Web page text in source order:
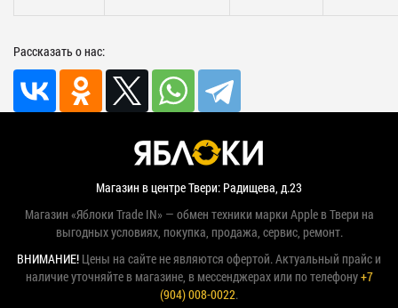
Рассказать о нас:
Магазин в центре Твери: Радищева, д.23
Магазин «Яблоки Trade IN» — обмен техники марки Apple в Твери на
выгодных условиях, покупка, продажа, сервис, ремонт.
ВНИМАНИЕ! Цены на сайте не являются офертой. Актуальный прайс и
наличие уточняйте в магазине, в мессенджерах или по телефону+7
(904) 008-0022.